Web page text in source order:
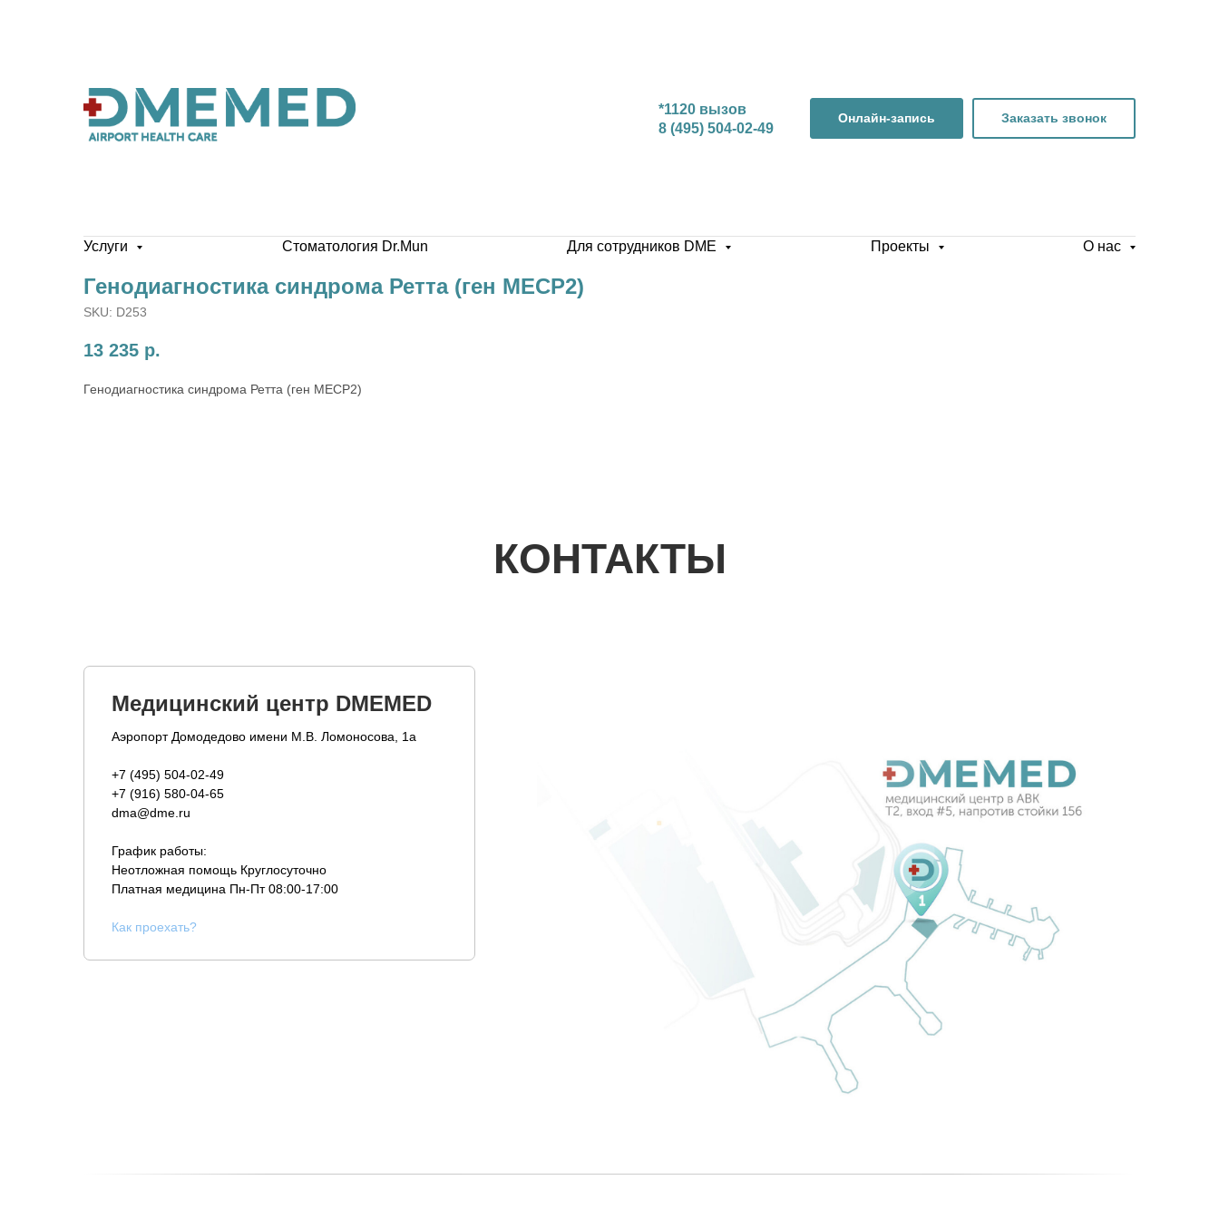
*1120 вызов
8 (495) 504-02-49
Онлайн-запись Заказать звонок
Услуги Стоматология Dr.Mun Для сотрудников DME Проекты О нас
Генодиагностика синдрома Ретта (ген MECP2)
SKU: D253
13 235 р.
Генодиагностика синдрома Ретта (ген MECP2)
КОНТАКТЫ
Медицинский центр DMEMED
Аэропорт Домодедово имени М.В. Ломоносова, 1а
+7 (495) 504-02-49
+7 (916) 580-04-65
dma@dme.ru
График работы:
Неотложная помощь Круглосуточно
Платная медицина Пн-Пт 08:00-17:00
Как проехать?